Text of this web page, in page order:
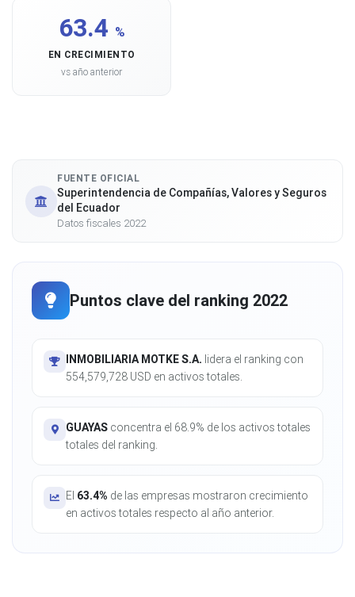
63.4 %
EN CRECIMIENTO
vs año anterior
FUENTE OFICIAL
Superintendencia de Compañías, Valores y Seguros
del Ecuador
Datos fiscales 2022
Puntos clave del ranking 2022
INMOBILIARIA MOTKE S.A. lidera el ranking con
554,579,728 USD en activos totales.
GUAYAS concentra el 68.9% de los activos totales
totales del ranking.
El 63.4% de las empresas mostraron crecimiento
en activos totales respecto al año anterior.